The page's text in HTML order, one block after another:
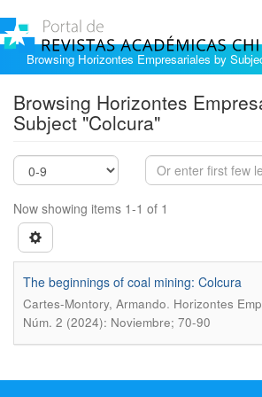
Browsing Horizontes Empresariales by
Browsing Horizontes
Subject "Colcura"
Now showing items 1-1 of 1
The beginnings of coal mining: Colcura
Cartes-Montory, Armando. Horizontes
Núm. 2 (2024): Noviembre; 70-90